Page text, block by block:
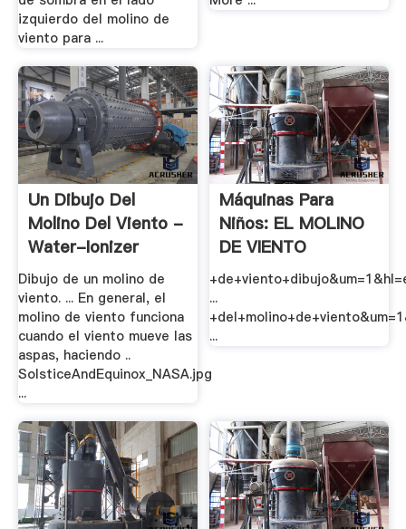
izquierdo del molino de
viento para ...
Un Dibujo Del
Molino Del Viento -
Water-Ionizer
Dibujo de un molino de
viento. ... En general, el
molino de viento funciona
cuando el viento mueve las
aspas, haciendo ..
SolsticeAndEquinox_NASA.jpg
...
Máquinas Para
Niños: EL MOLINO
DE VIENTO
...
...